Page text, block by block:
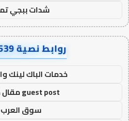
شدات ببجي
روابط نصية AA32539
خدمات الباك لينك
guest post مقال ضيف
سوق العرب